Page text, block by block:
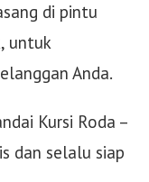
di pintu
untuk
Anda.
Kursi Roda –
dan selalu siap